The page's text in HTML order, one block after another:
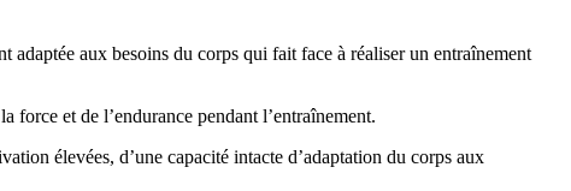
adaptée aux besoins du corps qui fait face à réaliser un entraînement
force et de l’endurance pendant l’entraînement.
élevées, d’une capacité intacte d’adaptation du corps aux